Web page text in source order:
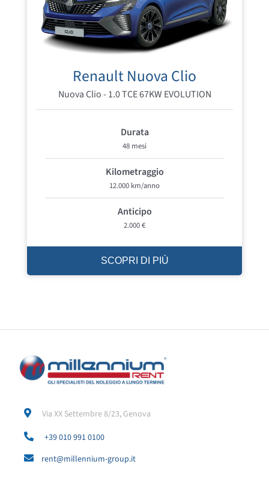
Renault Nuova Clio
Nuova Clio - 1.0 TCE 67KW EVOLUTION
Durata
48 mesi
Kilometraggio
12.000 km/anno
Anticipo
2.000 €
SCOPRI DI PIÙ
Via XX Settembre 8/23, Genova
+39 010 991 0100
rent@millennium-group.it